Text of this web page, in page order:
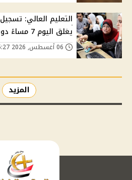
يغلق اليوم 7 مساءً دون مد للمهلة
المزيد